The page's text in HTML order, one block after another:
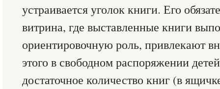
устраивается уголок книги. Его
витрина, где выставленные книги
ориентировочную роль, привлекают
этого в свободном распоряжении
достаточное количество книг (в